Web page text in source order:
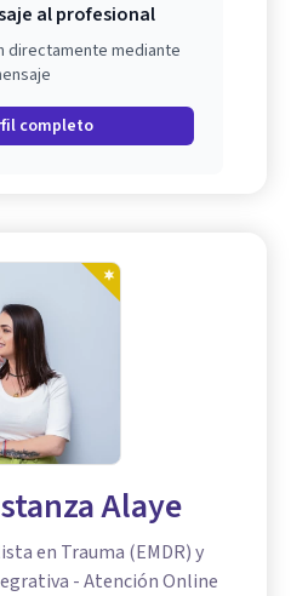
al profesional
directamente mediante
completo
Alaye
en Trauma (EMDR) y
- Atención Online